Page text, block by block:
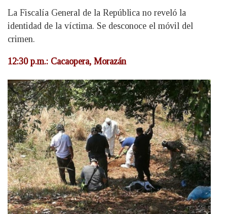
La Fiscalía General de la República no reveló la
identidad de la víctima. Se desconoce el móvil del
crimen.
12:30 p.m.: Cacaopera, Morazán